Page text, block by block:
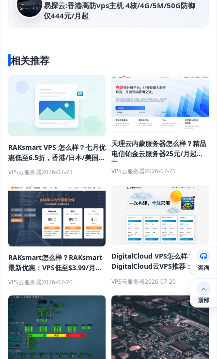
易探云:香港高防vps主机 4核/4G/5M/50G防御
仅444元/月起
相关推荐
RAKsmart VPS 怎么样？七月优
惠低至6.5折，香港/日本/美国服
务器推荐
VPS云服务器2026-07-23
天理云内蒙服务器怎么样？精品
电信铂金云服务器25元/月起推
荐
VPS云服务器2026-07-21
RAKsmart怎么样？RAKsmart
最新优惠：VPS低至$3.99/月，
独立服务器$29.9/月起，香港/
日本/美国机房
VPS云服务器2026-07-20
DigitalCloud VPS怎么样？
DigitalCloud云VPS推荐：
NVMe云服务器月付$3.99起，
不限流量高性价比
VPS云服务器2026-07-20
咨询
顶部